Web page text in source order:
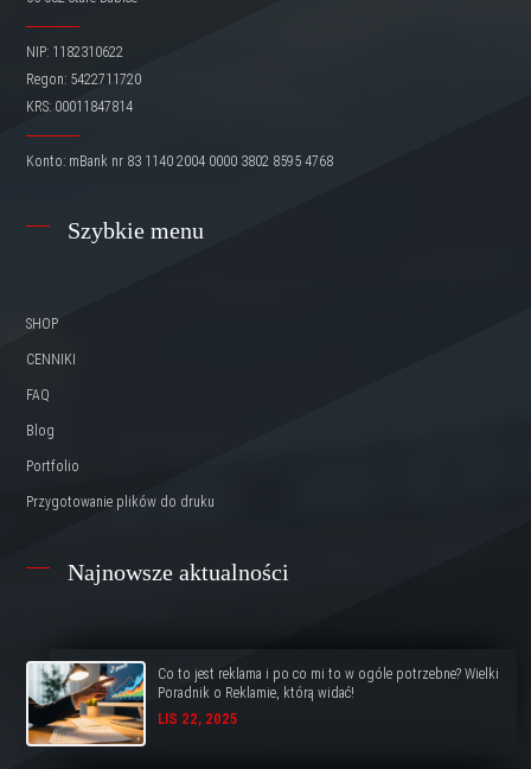
NIP: 1182310622
Regon: 5422711720
KRS: 00011847814
Konto: mBank nr 83 1140 2004 0000 3802 8595 4768
Szybkie menu
SHOP
CENNIKI
FAQ
Blog
Portfolio
Przygotowanie plików do druku
Najnowsze aktualności
Co to jest reklama i po co mi to w ogóle potrzebne? Wielki
Poradnik o Reklamie, którą widać!
LIS 22, 2025